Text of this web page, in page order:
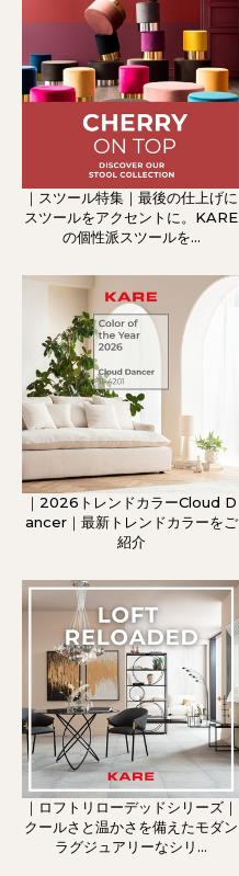
｜スツール特集｜最後の仕上げに
スツールをアクセントに。KARE
の個性派スツールを...
｜2026トレンドカラーCloud D
ancer｜最新トレンドカラーをご
紹介
｜ロフトリローデッドシリーズ｜
クールさと温かさを備えたモダン
ラグジュアリーなシリ...